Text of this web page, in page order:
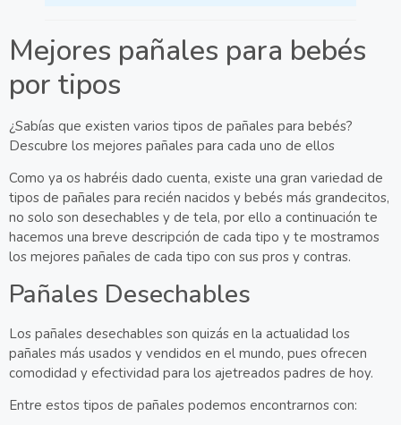
Mejores pañales para bebés
por tipos
¿Sabías que existen varios tipos de pañales para bebés?
Descubre los mejores pañales para cada uno de ellos
Como ya os habréis dado cuenta, existe una gran variedad de
tipos de pañales para recién nacidos y bebés más grandecitos,
no solo son desechables y de tela, por ello a continuación te
hacemos una breve descripción de cada tipo y te mostramos
los mejores pañales de cada tipo con sus pros y contras.
Pañales Desechables
Los pañales desechables son quizás en la actualidad los
pañales más usados y vendidos en el mundo, pues ofrecen
comodidad y efectividad para los ajetreados padres de hoy.
Entre estos tipos de pañales podemos encontrarnos con: